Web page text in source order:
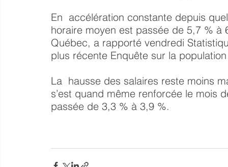
En  accélération constante depuis
horaire moyen est passée de 5,7 %
Québec, a rapporté vendredi
plus récente Enquête sur la
La  hausse des salaires reste moins
s’est quand même renforcée le mois
passée de 3,3 % à 3,9 %.